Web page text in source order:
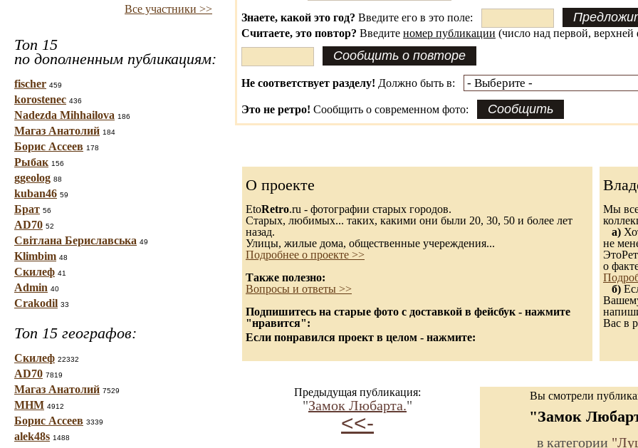
Все участники >>
Топ 15
по дополненным публикациям:
fischer 459
korostenec 436
Nadezda Mihhailova 186
Магаз Анатолий 184
Борис Ассеев 178
Рыбак 156
ggeolog 88
kuban46 59
Брат 56
AD70 52
Світлана Бериславська 49
Klimbim 48
Скилеф 41
Admin 40
Crakodil 33
Топ 15 географов:
Скилеф 22332
AD70 7819
Магаз Анатолий 7529
МНМ 4912
Борис Ассеев 3339
alek48s 1488
Знаете, какой это год? Введите его в это поле:
Считаете, это повтор? Введите номер публикации (число над первой,
Не соответствует разделу! Должно быть в:
Это не ретро! Сообщить о современном фото:
О проекте
EtoRetro.ru - фотографии старых городов.
Старых, любимых... таких, какими они были 20, 30, 50 и более лет
назад.
Улицы, жилые дома, общественные учереждения...
Подробнее о проекте >>
Также полезно:
Вопросы и ответы >>
Подпишитесь на старые фото с доставкой в фейсбук - нажмите
"нравится":
Если понравился проект в целом - нажмите:
Мы
а)
не
о
б)
Вас в
Предыдущая публикация:
"Замок Любарта."
<<-
Вы смотрели
"Замок
в категории